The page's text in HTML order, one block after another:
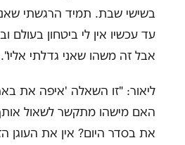
בשישי שבת. תמיד הרגשתי
עד עכשיו אין לי ביטחון בעולם
אבל זה משהו שאני גדלתי אליו".
ליאור: "זו השאלה 'איפה את
האם מישהו מתקשר לשאול
את בסדר היום? אין את העוגן